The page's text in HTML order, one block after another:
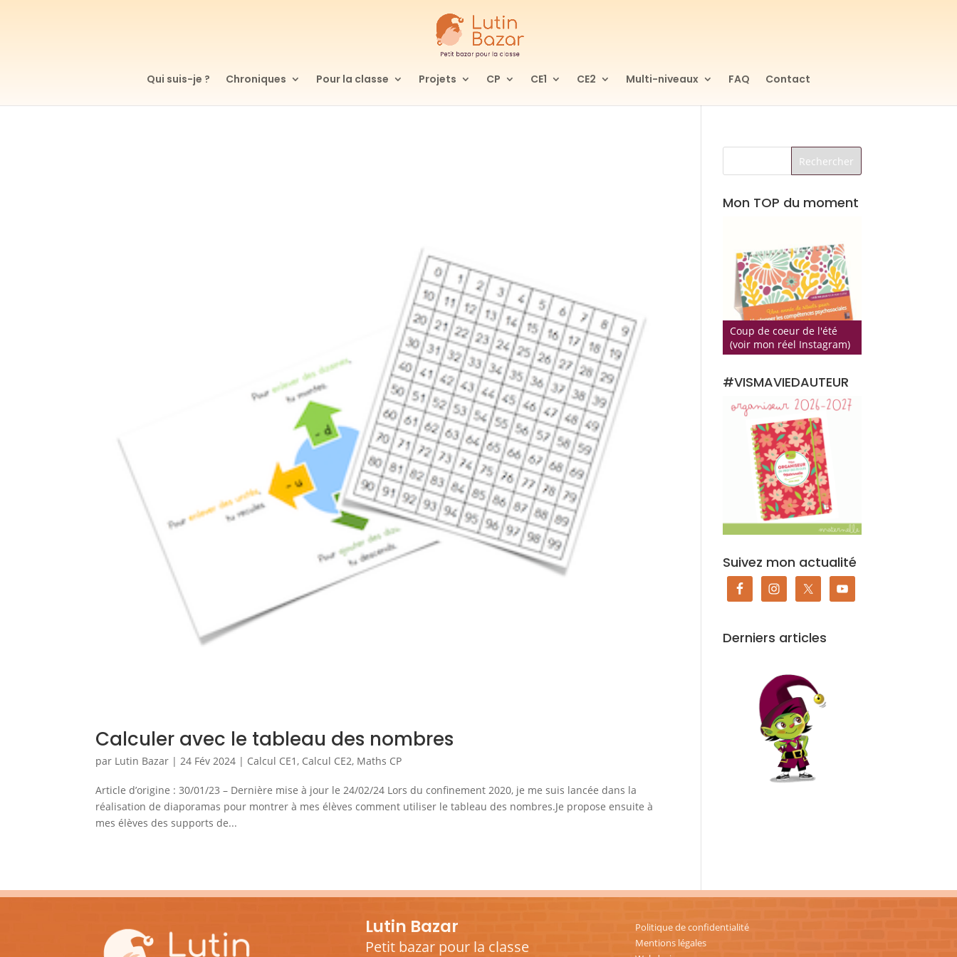
Qui suis-je ? Chroniques Pour la classe Projets CP CE1 CE2 Multi-niveaux FAQ Contact
Calculer avec le tableau des nombres
par Lutin Bazar |24 Fév 2024 | Calcul CE1, Calcul CE2, Maths CP
Article d’origine : 30/01/23 – Dernière mise à jour le 24/02/24 Lors du confinement 2020, je me suis lancée dans la
réalisation de diaporamas pour montrer à mes élèves comment utiliser le tableau des nombres.Je propose ensuite à
mes élèves des supports de...
Mon TOP du moment
Coup de coeur de l'été
(voir mon réel Instagram)
#VISMAVIEDAUTEUR
Suivez mon actualité
Derniers articles
Lutin Bazar
Petit bazar pour la classe
Politique de confidentialité
Mentions légales